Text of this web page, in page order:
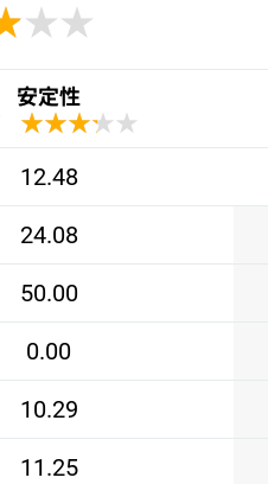
安定性
★★★★★
★★★★★
12.48
24.08
50.00
0.00
10.29
11.25